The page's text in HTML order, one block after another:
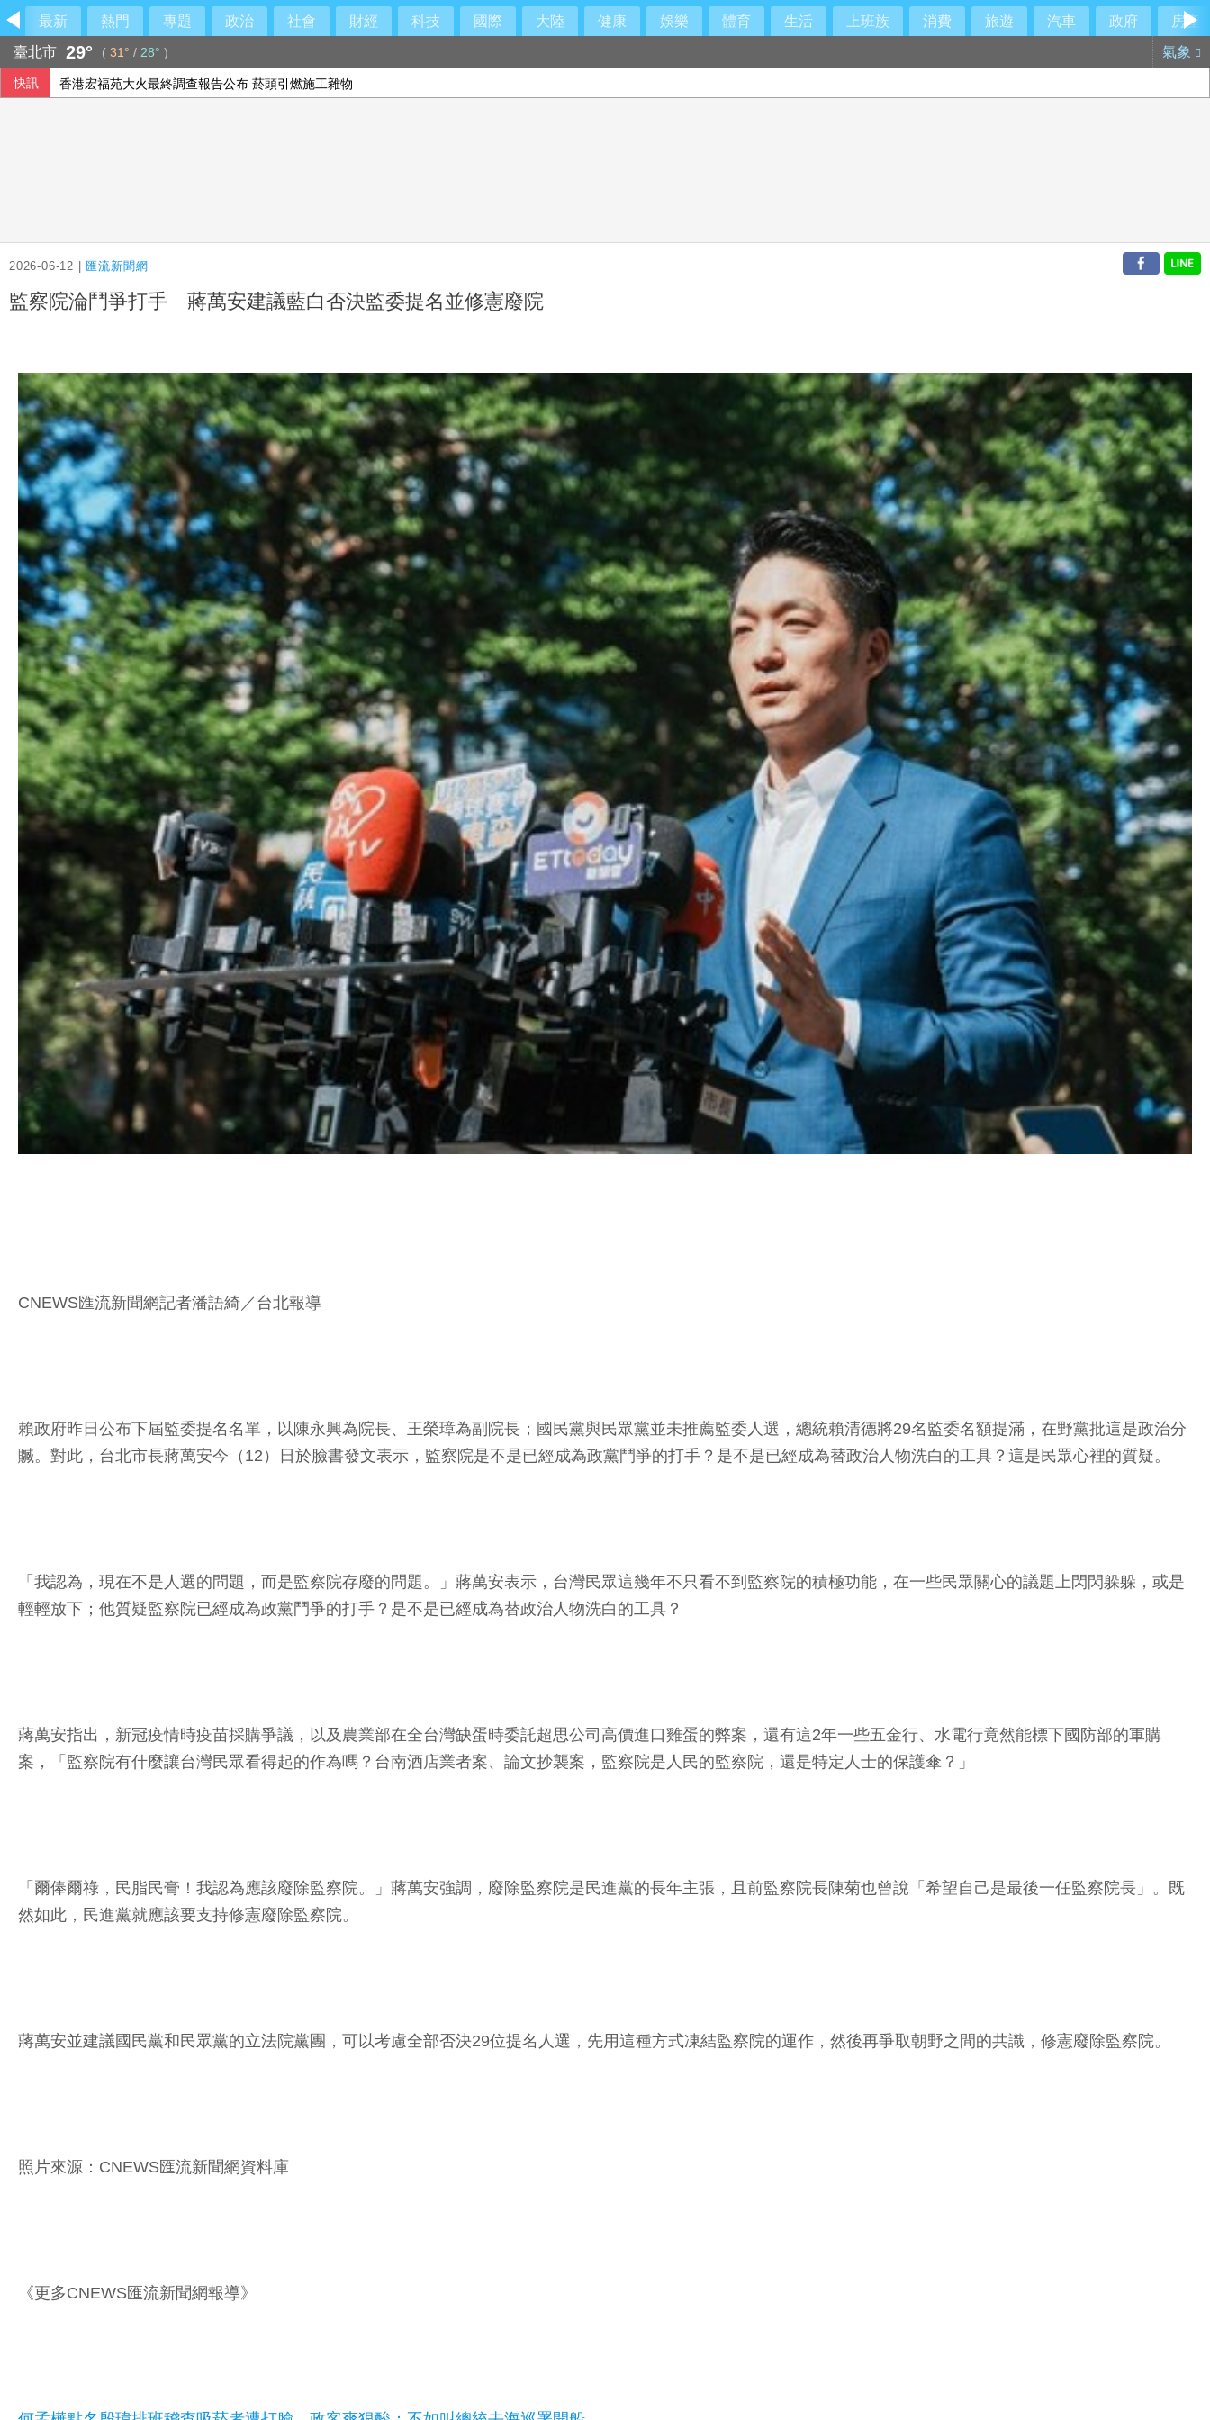
最新 熱門 專題 政治 社會 財經 科技 國際 大陸 健康 娛樂 體育 生活 上班族 消費 旅遊 汽車 政府
房產
臺北市 29° ( 31° / 28° ) 氣象
快訊 香港宏福苑大火最終調查報告公布 菸頭引燃施工雜物
2026-06-12 | 匯流新聞網
監察院淪鬥爭打手 蔣萬安建議藍白否決監委提名並修憲廢院
CNEWS匯流新聞網記者潘語綺／台北報導
賴政府昨日公布下屆監委提名名單，以陳永興為院長、王榮璋為副院長；國民黨與民眾黨並未推薦監委人選，總統賴清德將29名監委名額提滿，在野黨批這是政治分
贓。對此，台北市長蔣萬安今（12）日於臉書發文表示，監察院是不是已經成為政黨鬥爭的打手？是不是已經成為替政治人物洗白的工具？這是民眾心裡的質疑。
「我認為，現在不是人選的問題，而是監察院存廢的問題。」蔣萬安表示，台灣民眾這幾年不只看不到監察院的積極功能，在一些民眾關心的議題上閃閃躲躲，或是
輕輕放下；他質疑監察院已經成為政黨鬥爭的打手？是不是已經成為替政治人物洗白的工具？
蔣萬安指出，新冠疫情時疫苗採購爭議，以及農業部在全台灣缺蛋時委託超思公司高價進口雞蛋的弊案，還有這2年一些五金行、水電行竟然能標下國防部的軍購
案，「監察院有什麼讓台灣民眾看得起的作為嗎？台南酒店業者案、論文抄襲案，監察院是人民的監察院，還是特定人士的保護傘？」
「爾俸爾祿，民脂民膏！我認為應該廢除監察院。」蔣萬安強調，廢除監察院是民進黨的長年主張，且前監察院長陳菊也曾說「希望自己是最後一任監察院長」。既
然如此，民進黨就應該要支持修憲廢除監察院。
蔣萬安並建議國民黨和民眾黨的立法院黨團，可以考慮全部否決29位提名人選，先用這種方式凍結監察院的運作，然後再爭取朝野之間的共識，修憲廢除監察院。
照片來源：CNEWS匯流新聞網資料庫
《更多CNEWS匯流新聞網報導》